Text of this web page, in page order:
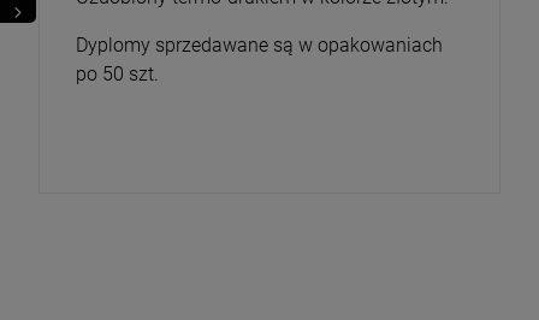
Dyplomy sprzedawane są w opakowaniach
po 50 szt.